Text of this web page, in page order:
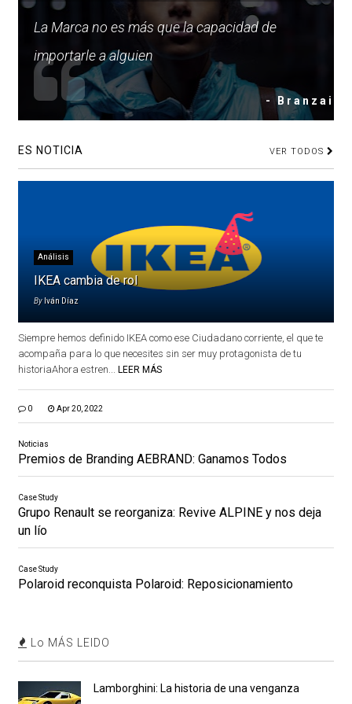
La Marca no es más que la capacidad de
importarle a alguien
- Branzai
ES NOTICIA VER TODOS
Análisis
IKEA cambia de rol
By Iván Díaz
Siempre hemos definido IKEA como ese Ciudadano corriente, el que te
acompaña para lo que necesites sin ser muy protagonista de tu
historiaAhora estren...
LEER MÁS
0 Apr 20, 2022
Noticias
Premios de Branding AEBRAND: Ganamos Todos
Case Study
Grupo Renault se reorganiza: Revive ALPINE y nos deja
un lío
Case Study
Polaroid reconquista Polaroid: Reposicionamiento
Lo MÁS LEIDO
Lamborghini: La historia de una venganza